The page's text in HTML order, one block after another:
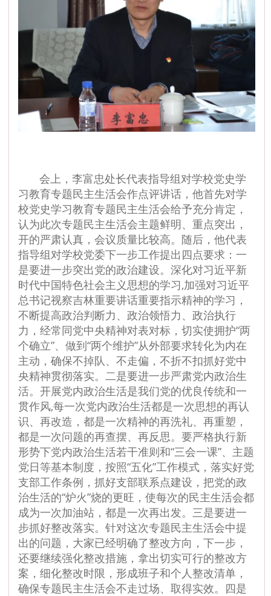
会上，李富忠处长代表指导组对学校党史学
习教育专题民主生活会作点评讲话，他首先对学
校党史学习教育专题民主生活会给予充分肯定，
认为此次专题民主生活会主题鲜明、重点突出，
开的严肃认真，会议质量比较高。随后，他代表
指导组对学校党委下一步工作提出四点要求：一
是要进一步突出党的政治建设。深化对习近平新
时代中国特色社会主义思想的学习,加强对习近平
总书记视察吉林重要讲话重要指示精神的学习，
不断提高政治判断力、政治领悟力、政治执行
力，经常同党中央精神对表对标，切实使拥护“两
个确立”、做到“两个维护”从外部要求转化为内在
主动，确保不掉队、不走偏，不折不扣抓好党中
央精神贯彻落实。二是要进一步严肃党内政治生
活。开展党内政治生活是我们党的优良传统和一
贯作风,每一次党内政治生活都是一次思想的再认
识、再改造，都是一次精神的再洗礼、再重塑，
都是一次问题的再查摆、再反思。要严格执行新
形势下党内政治生活若干准则和“三会一课”、主题
党日等基本制度，按照“五化”工作模式，落实好党
支部工作条例，抓好支部联系点建设，把党的政
治生活的“炉火”烧的更旺，使每次的民主生活会都
成为一次加油站，都是一次再出发。三是要进一
步抓好整改落实。针对这次专题民主生活会中提
出的问题，大家已经明确了整改方向，下一步，
还要继续强化整改措施，拿出切实可行的整改方
案，细化整改时限，形成班子和个人整改清单，
确保专题民主生活会不走过场、取得实效。四是